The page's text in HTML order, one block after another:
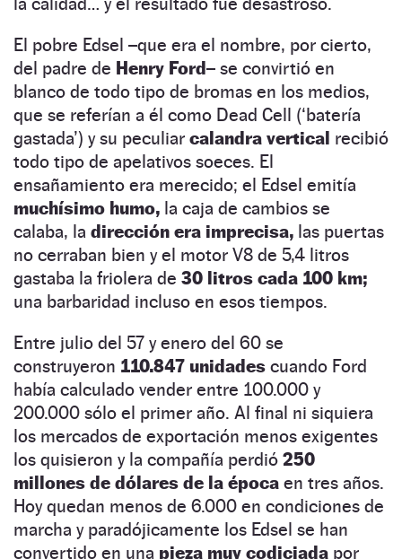
El pobre Edsel –que era el nombre, por cierto,
del padre de Henry Ford– se convirtió en
blanco de todo tipo de bromas en los medios,
que se referían a él como Dead Cell (‘batería
gastada’) y su peculiar calandra vertical recibió
todo tipo de apelativos soeces. El
ensañamiento era merecido; el Edsel emitía
muchísimo humo, la caja de cambios se
calaba, la dirección era imprecisa, las puertas
no cerraban bien y el motor V8 de 5,4 litros
gastaba la friolera de 30 litros cada 100 km;
una barbaridad incluso en esos tiempos.
Entre julio del 57 y enero del 60 se
construyeron 110.847 unidades cuando Ford
había calculado vender entre 100.000 y
200.000 sólo el primer año. Al final ni siquiera
los mercados de exportación menos exigentes
los quisieron y la compañía perdió 250
millones de dólares de la época en tres años.
Hoy quedan menos de 6.000 en condiciones de
marcha y paradójicamente los Edsel se han
convertido en una pieza muy codiciada por